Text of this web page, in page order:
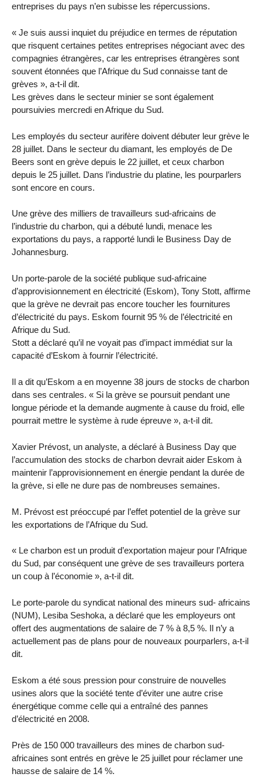
entreprises du pays n’en subisse les répercussions.
« Je suis aussi inquiet du préjudice en termes de réputation
que risquent certaines petites entreprises négociant avec des
compagnies étrangères, car les entreprises étrangères sont
souvent étonnées que l’Afrique du Sud connaisse tant de
grèves », a-t-il dit.
Les grèves dans le secteur minier se sont également
poursuivies mercredi en Afrique du Sud.
Les employés du secteur aurifère doivent débuter leur grève le
28 juillet. Dans le secteur du diamant, les employés de De
Beers sont en grève depuis le 22 juillet, et ceux charbon
depuis le 25 juillet. Dans l’industrie du platine, les pourparlers
sont encore en cours.
Une grève des milliers de travailleurs sud-africains de
l’industrie du charbon, qui a débuté lundi, menace les
exportations du pays, a rapporté lundi le Business Day de
Johannesburg.
Un porte-parole de la société publique sud-africaine
d’approvisionnement en électricité (Eskom), Tony Stott, affirme
que la grève ne devrait pas encore toucher les fournitures
d’électricité du pays. Eskom fournit 95 % de l’électricité en
Afrique du Sud.
Stott a déclaré qu’il ne voyait pas d’impact immédiat sur la
capacité d’Eskom à fournir l’électricité.
Il a dit qu’Eskom a en moyenne 38 jours de stocks de charbon
dans ses centrales. « Si la grève se poursuit pendant une
longue période et la demande augmente à cause du froid, elle
pourrait mettre le système à rude épreuve », a-t-il dit.
Xavier Prévost, un analyste, a déclaré à Business Day que
l’accumulation des stocks de charbon devrait aider Eskom à
maintenir l’approvisionnement en énergie pendant la durée de
la grève, si elle ne dure pas de nombreuses semaines.
M. Prévost est préoccupé par l’effet potentiel de la grève sur
les exportations de l’Afrique du Sud.
« Le charbon est un produit d’exportation majeur pour l’Afrique
du Sud, par conséquent une grève de ses travailleurs portera
un coup à l’économie », a-t-il dit.
Le porte-parole du syndicat national des mineurs sud- africains
(NUM), Lesiba Seshoka, a déclaré que les employeurs ont
offert des augmentations de salaire de 7 % à 8,5 %. Il n’y a
actuellement pas de plans pour de nouveaux pourparlers, a-t-il
dit.
Eskom a été sous pression pour construire de nouvelles
usines alors que la société tente d’éviter une autre crise
énergétique comme celle qui a entraîné des pannes
d’électricité en 2008.
Près de 150 000 travailleurs des mines de charbon sud-
africaines sont entrés en grève le 25 juillet pour réclamer une
hausse de salaire de 14 %.